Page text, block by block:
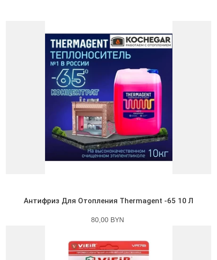
Антифриз Для Отопления Thermagent -65 10 Л
80,00 BYN